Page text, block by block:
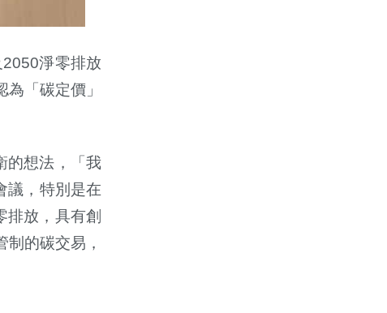
淨零排放
「碳定價」
的想法，「我
議，特別是在
放，具有創
的碳交易，